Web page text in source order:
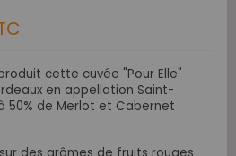
cette cuvée "Pour Elle"
en appellation Saint-
50% de Merlot et Cabernet